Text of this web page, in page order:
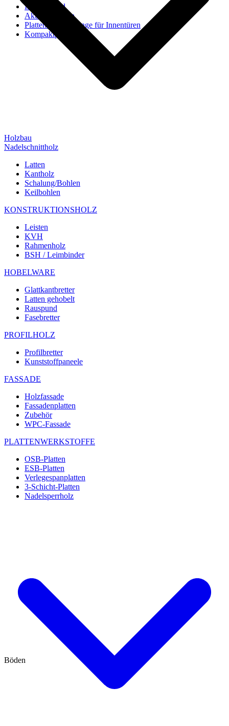
Imi-Verbund
Akustik-Platten
Platten und Rohlinge für Innentüren
Kompaktplatten
Holzbau
Nadelschnittholz
Latten
Kantholz
Schalung/Bohlen
Keilbohlen
KONSTRUKTIONSHOLZ
Leisten
KVH
Rahmenholz
BSH / Leimbinder
HOBELWARE
Glattkantbretter
Latten gehobelt
Rauspund
Fasebretter
PROFILHOLZ
Profilbretter
Kunststoffpaneele
FASSADE
Holzfassade
Fassadenplatten
Zubehör
WPC-Fassade
PLATTENWERKSTOFFE
OSB-Platten
ESB-Platten
Verlegespanplatten
3-Schicht-Platten
Nadelsperrholz
Böden